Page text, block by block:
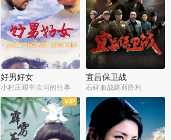
好男好女
小村庄艰辛坎坷的往事
宜昌保卫战
石碑血战终迎胜利
全40集 全25集